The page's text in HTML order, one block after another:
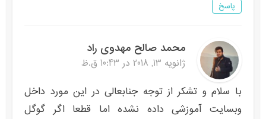
پاسخ
محمد صالح مهدوی راد
ژانویه 13, 2018 در 10:43 ق.ظ
با سلام و تشکر از توجه جنابعالی در این مورد داخل
وبسایت آموزشی داده نشده اما قطعا اگر گوگل